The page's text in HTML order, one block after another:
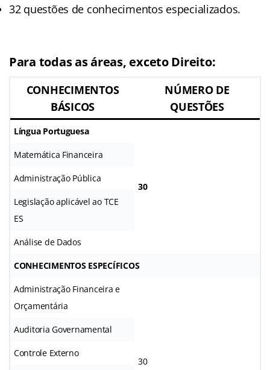
32 questões de conhecimentos especializados.
Para todas as áreas, exceto Direito:
CONHECIMENTOS
BÁSICOS
NÚMERO DE
QUESTÕES
Língua Portuguesa
30
Matemática Financeira
Administração Pública
Legislação aplicável ao TCE
ES
Análise de Dados
CONHECIMENTOS ESPECÍFICOS
Administração Financeira e
Orçamentária
30
Auditoria Governamental
Controle Externo